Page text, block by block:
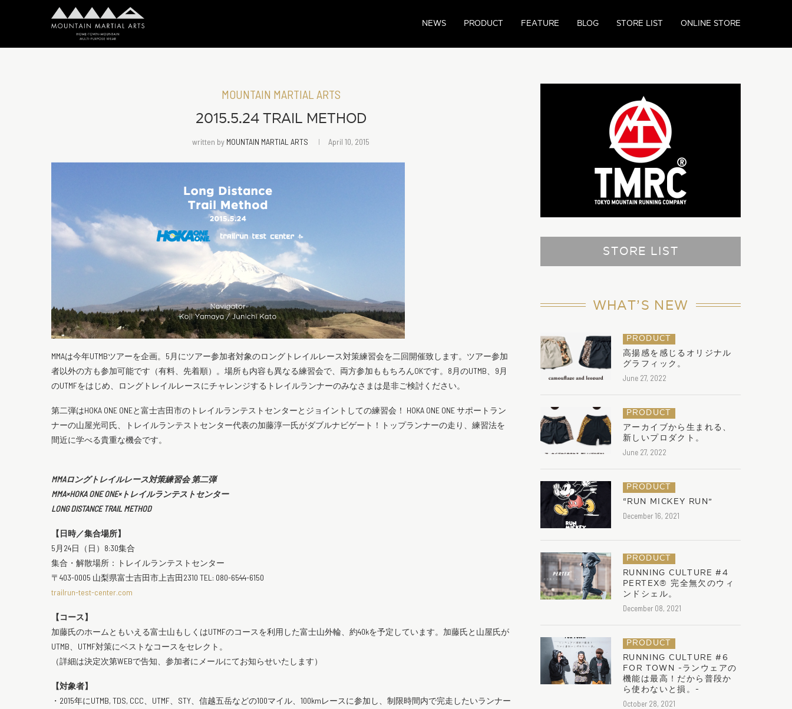
NEWS PRODUCT FEATURE BLOG STORE LIST ONLINE STORE
MOUNTAIN MARTIAL ARTS
2015.5.24 TRAIL METHOD
written by MOUNTAIN MARTIAL ARTS April 10, 2015
MMAは今年UTMBツアーを企画。5月にツアー参加者対象のロングトレイルレース対策練習会を二回開催致します。ツアー参加
者以外の方も参加可能です（有料、先着順）。場所も内容も異なる練習会で、両方参加ももちろんOKです。8月のUTMB、9月
のUTMFをはじめ、ロングトレイルレースにチャレンジするトレイルランナーのみなさまは是非ご検討ください。
第二弾はHOKA ONE ONEと富士吉田市のトレイルランテストセンターとジョイントしての練習会！ HOKA ONE ONE サポートラン
ナーの山屋光司氏、トレイルランテストセンター代表の加藤淳一氏がダブルナビゲート！トップランナーの走り、練習法を
間近に学べる貴重な機会です。
MMAロングトレイルレース対策練習会 第二弾
MMA×HOKA ONE ONE×トレイルランテストセンター
LONG DISTANCE TRAIL METHOD
【日時／集合場所】
5月24日（日）8:30集合
集合・解散場所：トレイルランテストセンター
〒403-0005 山梨県富士吉田市上吉田2310 TEL: 080-6544-6150
trailrun-test-center.com
【コース】
加藤氏のホームともいえる富士山もしくはUTMFのコースを利用した富士山外輪、約40kを予定しています。加藤氏と山屋氏が
UTMB、UTMF対策にベストなコースをセレクト。
（詳細は決定次第WEBで告知、参加者にメールにてお知らせいたします）
【対象者】
・2015年にUTMB, TDS, CCC、UTMF、STY、信越五岳などの100マイル、100kmレースに参加し、制限時間内で完走したいランナー
STORE LIST
WHAT’S NEW
PRODUCT
高揚感を感じるオリジナル
グラフィック。
June 27, 2022
PRODUCT
アーカイブから生まれる、
新しいプロダクト。
June 27, 2022
PRODUCT
“RUN MICKEY RUN”
December 16, 2021
PRODUCT
RUNNING CULTURE #4
PERTEX®︎ 完全無欠のウィ
ンドシェル。
December 08, 2021
PRODUCT
RUNNING CULTURE #6
FOR TOWN -ランウェアの
機能は最高！だから普段か
ら使わないと損。-
October 28, 2021